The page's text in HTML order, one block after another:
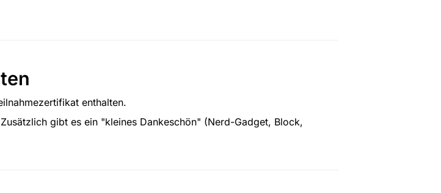
enthalten.
gibt es ein "kleines Dankeschön" (Nerd-Gadget, Block,